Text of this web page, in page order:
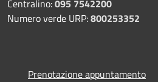
Centralino:095 7542200
Numero verde URP:800253352
Prenotazione appuntamento